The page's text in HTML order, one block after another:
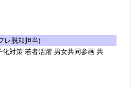
レ脱却担当)
対策 若者活躍 男女共同参画 共